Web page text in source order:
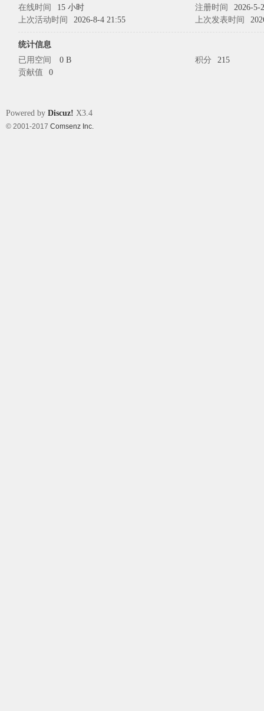
在线时间
15 小时 注册时间
2026-5-
上次活动时间
2026-8-4 21:55 上次发表时间
统计信息
已用空间
0 B 积分
215
贡献值
0
Powered by Discuz! X3.4
© 2001-2017 Comsenz Inc.